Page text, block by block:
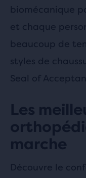
biomécanique
et chaque
beaucoup de
styles de
Seal of
Les
marche
Découvre le